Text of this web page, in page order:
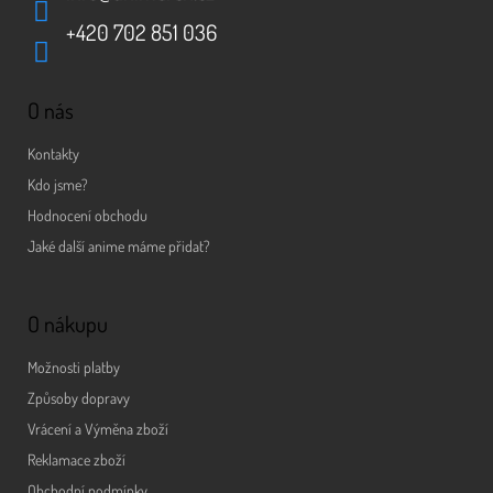
+420 702 851 036
O nás
Kontakty
Kdo jsme?
Hodnocení obchodu
Jaké další anime máme přidat?
O nákupu
Možnosti platby
Způsoby dopravy
Vrácení a Výměna zboží
Reklamace zboží